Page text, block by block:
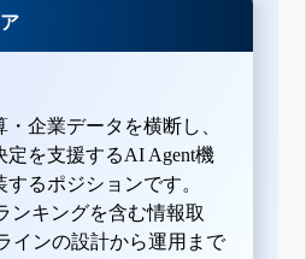
企業データを横断し、
定を支援するAI Agent機
るポジションです。
ンキングを含む情報取
インの設計から運用まで